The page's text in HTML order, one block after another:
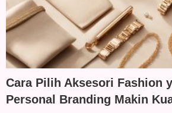
Cara Pilih Aksesori Fashion
Personal Branding Makin